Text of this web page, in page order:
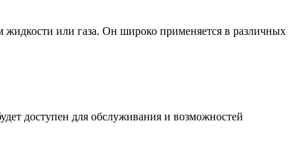
жидкости или газа. Он широко применяется в различных
доступен для обслуживания и возможностей